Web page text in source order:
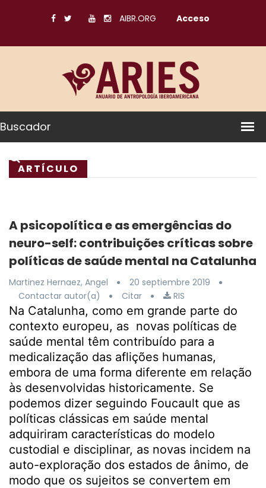
AIBR.ORG Acceso
Buscador
ARTÍCULO
A psicopolítica e as emergências do
neuro-self: contribuições críticas sobre
políticas de saúde mental na Catalunha
Martinez Hernaez, Angel
20 septiembre 2019
Contactar autor(a)
Citar RIS
Na Catalunha, como em grande parte do
contexto europeu, as novas políticas de
saúde mental têm contribuído para a
medicalização das aflições humanas,
embora de uma forma diferente em relação
às desenvolvidas historicamente. Se
podemos dizer seguindo Foucault que as
políticas clássicas em saúde mental
adquiriram características do modelo
custodial e disciplinar, as novas incidem na
auto-exploração dos estados de ânimo, de
modo que os sujeitos se convertem em